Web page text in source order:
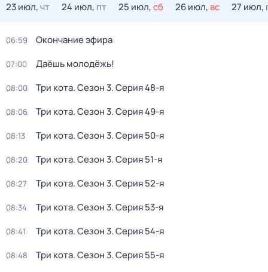
23 июл,чт 24 июл, пт 25 июл,сб 26 июл, вс 27 июл,
06:59 Окончание эфира
07:00 Даёшь молодёжь!
08:00 Три кота. Сезон 3. Серия 48-я
08:06 Три кота. Сезон 3. Серия 49-я
08:13 Три кота. Сезон 3. Серия 50-я
08:20 Три кота. Сезон 3. Серия 51-я
08:27 Три кота. Сезон 3. Серия 52-я
08:34 Три кота. Сезон 3. Серия 53-я
08:41 Три кота. Сезон 3. Серия 54-я
08:48 Три кота. Сезон 3. Серия 55-я